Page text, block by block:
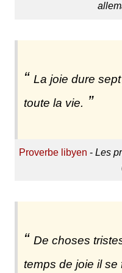
La joie dure
toute la vie.
Proverbe libyen -Les
De choses
temps de joie il se